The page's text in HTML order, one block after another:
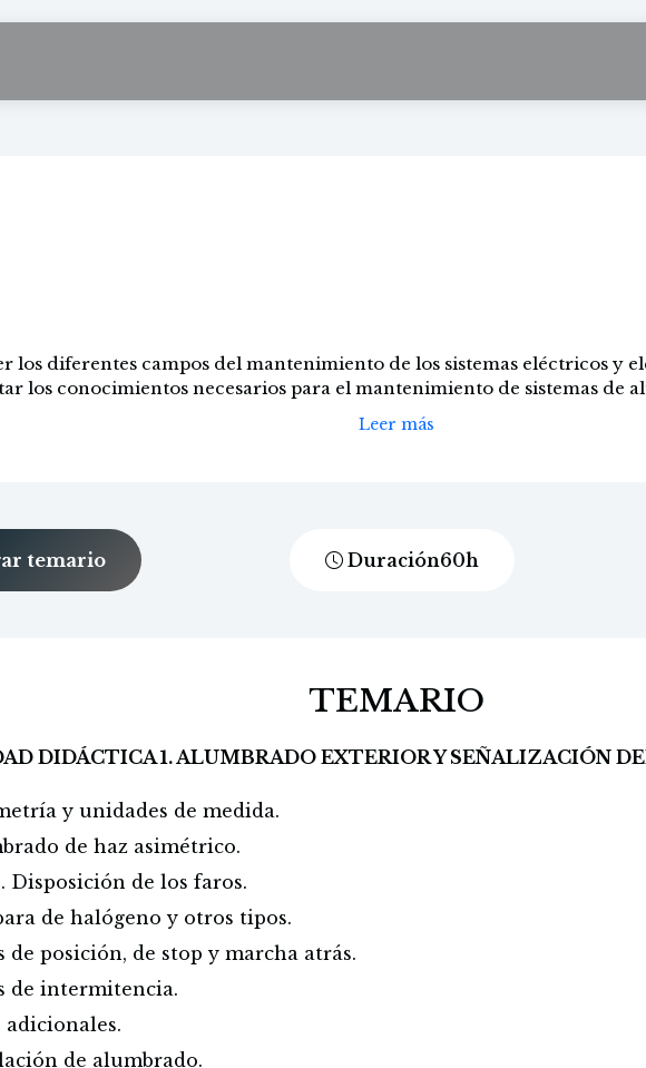
los diferentes campos del mantenimiento de los sistemas eléctricos y
los conocimientos necesarios para el mantenimiento de sistemas de
Leer más
temario Duración60h
TEMARIO
DIDÁCTICA 1. ALUMBRADO EXTERIOR Y SEÑALIZACIÓN
y unidades de medida.
de haz asimétrico.
Disposición de los faros.
de halógeno y otros tipos.
de posición, de stop y marcha atrás.
de intermitencia.
adicionales.
de alumbrado.